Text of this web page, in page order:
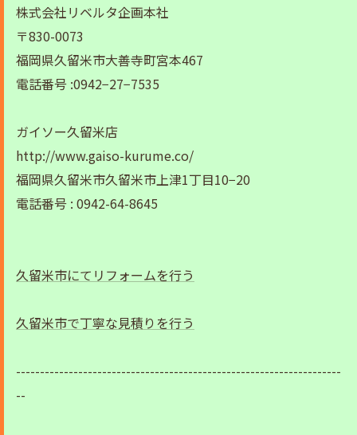
株式会社リベルタ企画本社
〒830-0073
福岡県久留米市大善寺町宮本467
電話番号 :0942−27−7535
ガイソー久留米店
http://www.gaiso-kurume.co/
福岡県久留米市久留米市上津1丁目10−20
電話番号 : 0942-64-8645
久留米市にてリフォームを行う
久留米市で丁寧な見積りを行う
--------------------------------------------------------------------
--